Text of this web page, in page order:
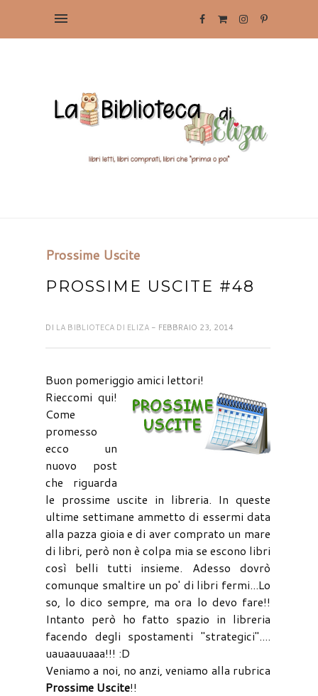
Prossime Uscite
PROSSIME USCITE #48
DI LA BIBLIOTECA DI ELIZA - FEBBRAIO 23, 2014
Buon pomeriggio amici lettori!
Rieccomi qui!
Come
promesso
ecco un
nuovo post
che riguarda
le prossime uscite in libreria. In queste
ultime settimane ammetto di essermi data
alla pazza gioia e di aver comprato un mare
di libri, però non è colpa mia se escono libri
così belli tutti insieme. Adesso dovrò
comunque smaltire un po' di libri fermi...Lo
so, lo dico sempre, ma ora lo devo fare!!
Intanto però ho fatto spazio in libreria
facendo degli spostamenti "strategici"....
uauaauuaaa!!! :D
Veniamo a noi, no anzi, veniamo alla rubrica
Prossime Uscite!!